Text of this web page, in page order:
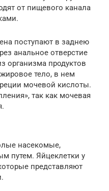
от пищевого канала
поступают в заднею
анальное отверстие
организма продуктов
тело, в нем
мочевой кислоты.
так как мочевая
насекомые,
путем. Яйцеклетки у
представляют